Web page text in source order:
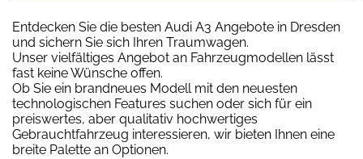
Entdecken Sie die besten Audi A3 Angebote in Dresden
und sichern Sie sich Ihren Traumwagen.
Unser vielfältiges Angebot an Fahrzeugmodellen lässt
fast keine Wünsche offen.
Ob Sie ein brandneues Modell mit den neuesten
technologischen Features suchen oder sich für ein
preiswertes, aber qualitativ hochwertiges
Gebrauchtfahrzeug interessieren, wir bieten Ihnen eine
breite Palette an Optionen.